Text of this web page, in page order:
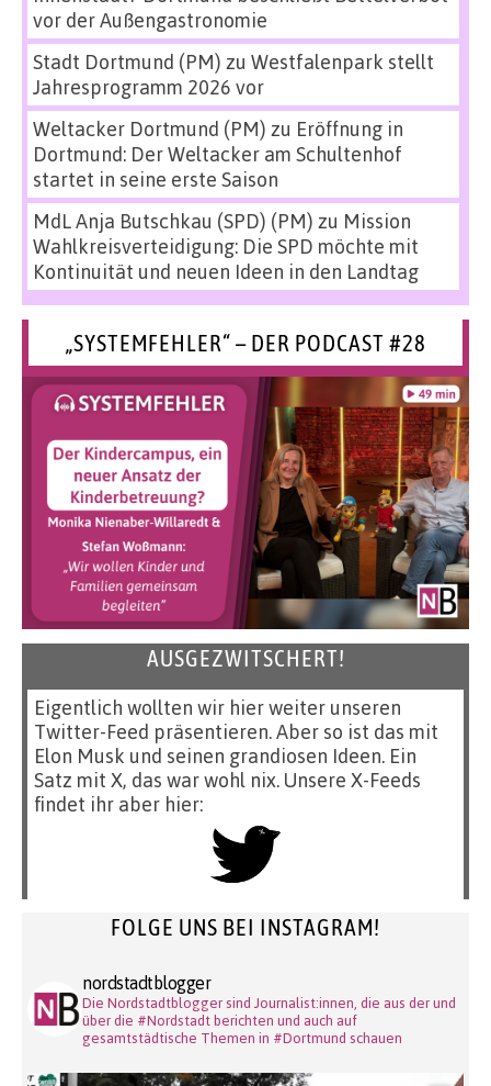
vor der Außengastronomie
Stadt Dortmund (PM) zu Westfalenpark stellt
Jahresprogramm 2026 vor
Weltacker Dortmund (PM) zu Eröffnung in
Dortmund: Der Weltacker am Schultenhof
startet in seine erste Saison
MdL Anja Butschkau (SPD) (PM) zu Mission
Wahlkreisverteidigung: Die SPD möchte mit
Kontinuität und neuen Ideen in den Landtag
„SYSTEMFEHLER“ – DER PODCAST #28
AUSGEZWITSCHERT!
Eigentlich wollten wir hier weiter unseren
Twitter-Feed präsentieren. Aber so ist das mit
Elon Musk und seinen grandiosen Ideen. Ein
Satz mit X, das war wohl nix. Unsere X-Feeds
findet ihr aber hier:
FOLGE UNS BEI INSTAGRAM!
nordstadtblogger
Die Nordstadtblogger sind Journalist:innen, die aus der und
über die #Nordstadt berichten und auch auf
gesamtstädtische Themen in #Dortmund schauen